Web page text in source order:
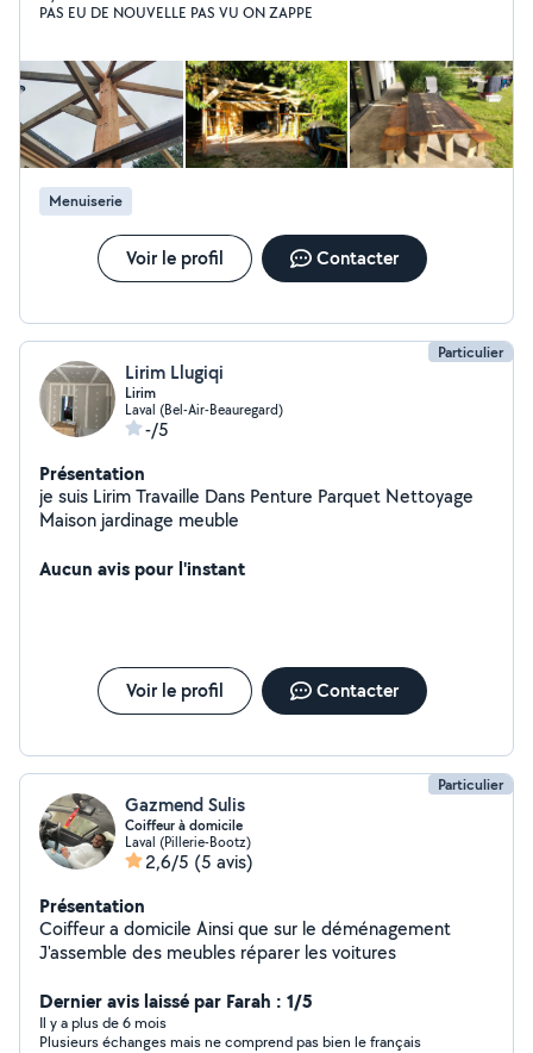
faire du bricolage. Disponible et réactif pour tous vos
constrution en passant par la modélisation et l'étude de
votre projet.
PAS EU DE NOUVELLE PAS VU ON ZAPPE
Menuiserie
Voir le profil Contacter
Particulier
Lirim Llugiqi
Lirim
Laval (Bel-Air-Beauregard)
-/5
Présentation
je suis Lirim Travaille Dans Penture Parquet Nettoyage
Maison jardinage meuble
Aucun avis pour l'instant
Voir le profil Contacter
Particulier
Gazmend Sulis
Coiffeur à domicile
Laval (Pillerie-Bootz)
2,6/5 (5 avis)
Présentation
Coiffeur a domicile Ainsi que sur le déménagement
J'assemble des meubles réparer les voitures
Dernier avis laissé par Farah : 1/5
Il y a plus de 6 mois
Plusieurs échanges mais ne comprend pas bien le français